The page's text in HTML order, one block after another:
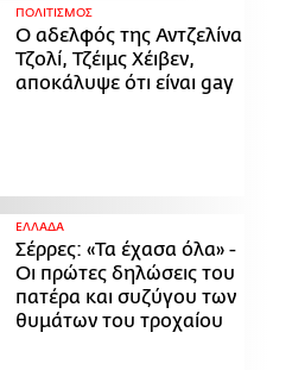
ΠΟΛΙΤΙΣΜΟΣ
Ο αδελφός της Αντζελίνα
Τζολί, Τζέιμς Χέιβεν,
αποκάλυψε ότι είναι gay
ΕΛΛΑΔΑ
Σέρρες: «Τα έχασα όλα» -
Οι πρώτες δηλώσεις του
πατέρα και συζύγου των
θυμάτων του τροχαίου